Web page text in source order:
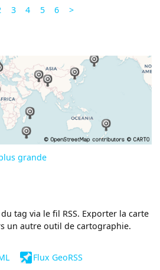
3 4 5 6 >
grande
tag via le fil RSS. Exporter la carte
un autre outil de cartographie.
Flux GeoRSS